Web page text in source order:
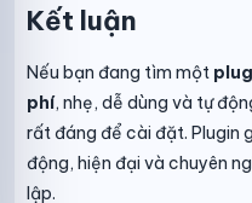
Kết luận
Nếu bạn đang tìm một
phí, nhẹ, dễ dùng và tự
rất đáng để cài đặt. Plugin
động, hiện đại và chuyên
lập.